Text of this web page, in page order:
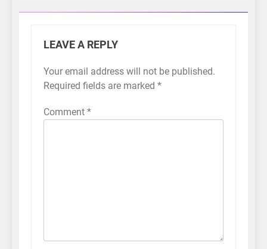
LEAVE A REPLY
Your email address will not be published.
Required fields are marked *
Comment *